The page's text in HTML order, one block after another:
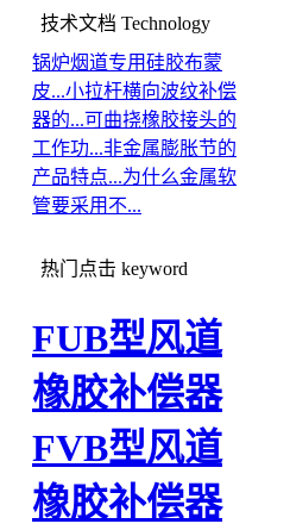
技术文档 Technology
锅炉烟道专用硅胶布蒙
皮...小拉杆横向波纹补偿
器的...可曲挠橡胶接头的
工作功...非金属膨胀节的
产品特点...为什么金属软
管要采用不...
热门点击 keyword
FUB型风道
橡胶补偿器
FVB型风道
橡胶补偿器